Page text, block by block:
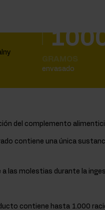
GRAMOS
envasado
del complemento
contiene una única
a las molestias durante la
contiene hasta 1.000